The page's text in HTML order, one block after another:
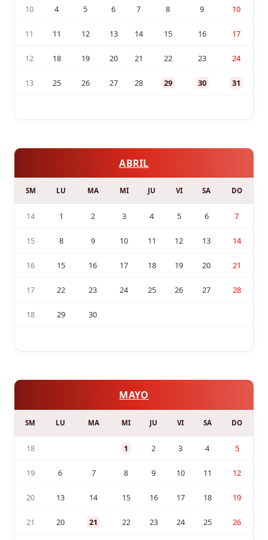
10 4 5 6 7 8 9 10
11 11 12 13 14 15 16 17
12 18 19 20 21 22 23 24
13 25 26 27 28 29 30 31
ABRIL
SM LU MA MI JU VI SA DO
14 1 2 3 4 5 6 7
15 8 9 10 11 12 13 14
16 15 16 17 18 19 20 21
17 22 23 24 25 26 27 28
18 29 30
MAYO
SM LU MA MI JU VI SA DO
18 1 2 3 4 5
19 6 7 8 9 10 11 12
20 13 14 15 16 17 18 19
21 20 21 22 23 24 25 26